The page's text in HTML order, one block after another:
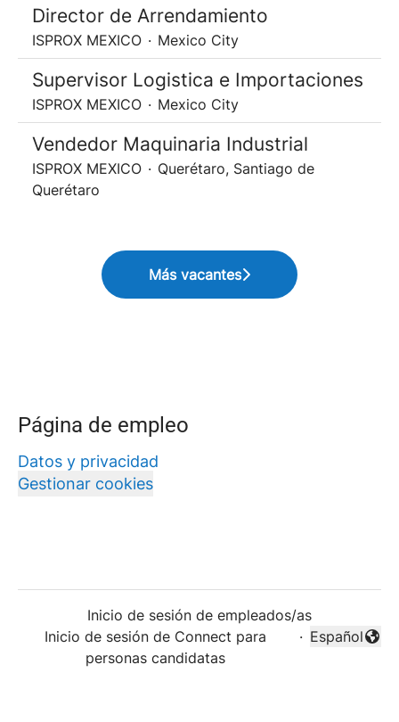
Director de Arrendamiento
ISPROX MEXICO · Mexico City
Supervisor Logistica e Importaciones
ISPROX MEXICO · Mexico City
Vendedor Maquinaria Industrial
ISPROX MEXICO · Querétaro, Santiago de
Querétaro
Más vacantes
Página de empleo
Datos y privacidad
Gestionar cookies
Inicio de sesión de empleados/as
Inicio de sesión de Connect para
personas candidatas
·
Cambiar
Español